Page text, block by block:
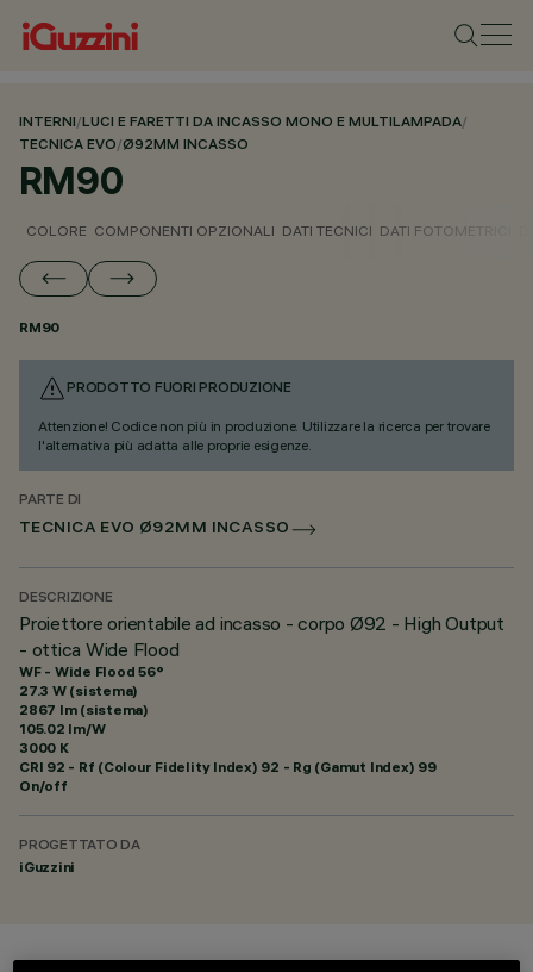
INTERNI/LUCI E FARETTI DA INCASSO MONO E MULTILAMPADA/
TECNICA EVO/Ø92MM INCASSO
RM90
COLORE COMPONENTI OPZIONALI DATI TECNICI DATI FOTOMETRICI
RM90
PRODOTTO FUORI PRODUZIONE
Attenzione! Codice non più in produzione. Utilizzare la ricerca per trovare
l'alternativa più adatta alle proprie esigenze.
PARTE DI
TECNICA EVO Ø92MM INCASSO
DESCRIZIONE
Proiettore orientabile ad incasso - corpo Ø92 - High Output
- ottica Wide Flood
WF - Wide Flood 56°
27.3 W (sistema)
2867 lm (sistema)
105.02 lm/W
3000 K
CRI 92 - Rf (Colour Fidelity Index) 92 - Rg (Gamut Index) 99
On/off
PROGETTATO DA
iGuzzini